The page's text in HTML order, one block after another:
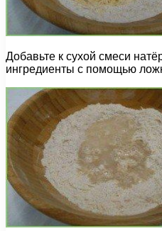
Добавьте к сухой смеси
ингредиенты с помощью